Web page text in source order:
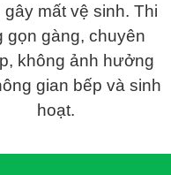
phí “trên trời”
hấp dẫn chỉ từ 50K –
phí nhân công, phí
kinh nghiệm thương
dịch vụ
nghiêm trọng hơn
gây mất vệ sinh. Thi
gọn gàng, chuyên
không ảnh hưởng
gian bếp và sinh
hoạt.